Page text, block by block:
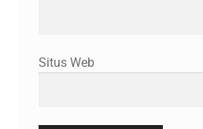
Situs Web